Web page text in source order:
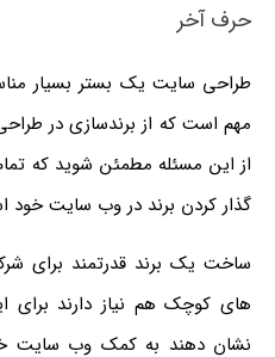
حرف آخر
طراحی سایت یک بستر بسیار
مهم است که از برندسازی در
از این مسئله مطمئن شوید که
گذار کردن برند در وب سایت خود
ساخت یک برند قدرتمند برای
های کوچک هم نیاز دارند برای
نشان دهند به کمک وب سایت